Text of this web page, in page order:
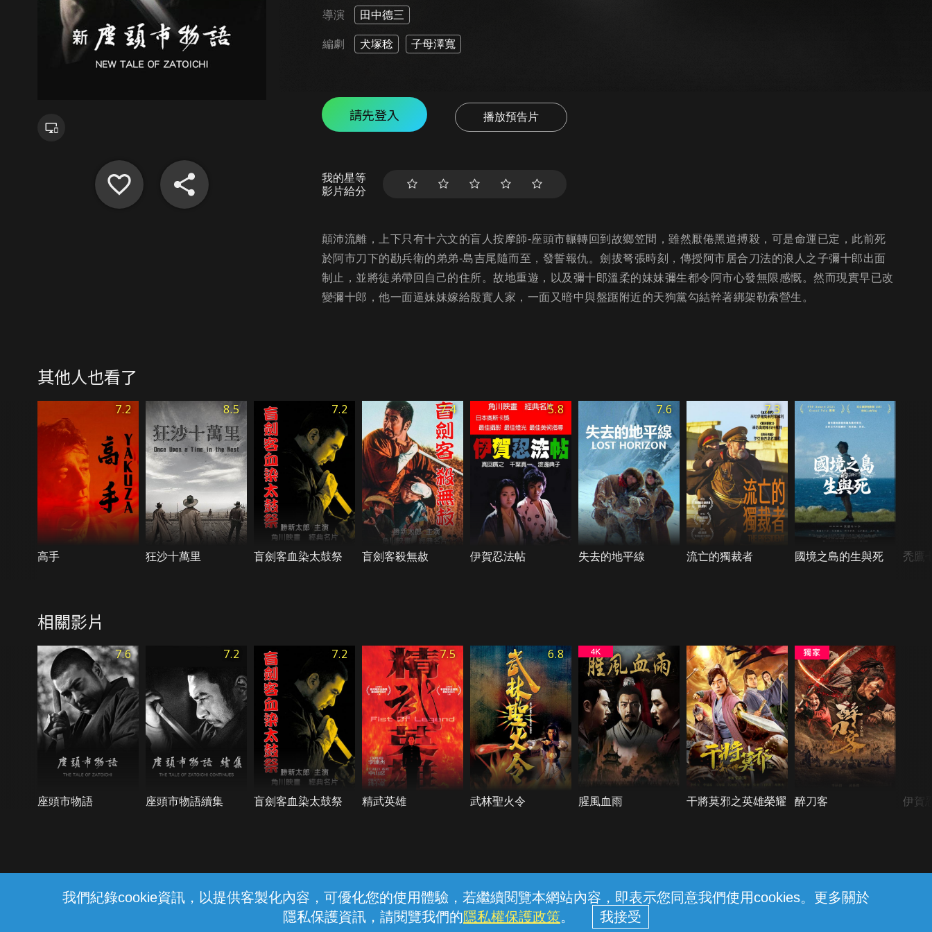
我們紀錄cookie資訊，以提供客製化內容，可優化您的使用體驗，若繼續閱覽本網站內容，即表示您同意我們使用cookies。更多關於
隱私保護資訊，請閱覽我們的隱私權保護政策。
導演 田中德三
編劇 犬塚稔 子母澤寬
請先登入 播放預告片
我的星等
影片給分
顛沛流離，上下只有十六文的盲人按摩師-座頭市輾轉回到故鄉笠間，雖然厭倦黑道搏殺，可是命運已定，此前死
於阿市刀下的勘兵衛的弟弟-島吉尾隨而至，發誓報仇。劍拔弩張時刻，傳授阿市居合刀法的浪人之子彌十郎出面
制止，並將徒弟帶回自己的住所。故地重遊，以及彌十郎溫柔的妹妹彌生都令阿市心發無限感慨。然而現實早已改
變彌十郎，他一面逼妹妹嫁給殷實人家，一面又暗中與盤踞附近的天狗黨勾結幹著綁架勒索營生。
其他人也看了
7.2
高手
8.5
狂沙十萬里
7.2
盲劍客血染太鼓祭
7.4
盲劍客殺無赦
5.8
伊賀忍法帖
7.6
失去的地平線
7.3
流亡的獨裁者 國境之島的生與死 禿鷹
相關影片
7.6
座頭市物語
7.2
座頭市物語續集
7.2
盲劍客血染太鼓祭
7.5
精武英雄
6.8
武林聖火令 腥風血雨 干將莫邪之英雄榮耀 醉刀客 伊賀
線上客服 服務條款 隱私權保護
中華電信股份有限公司個人家庭分公司 (統一編號：96979949) © 2026